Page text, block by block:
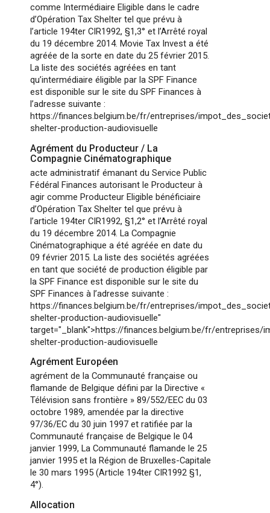
comme Intermédiaire Eligible dans le cadre
d’Opération Tax Shelter tel que prévu à
l’article 194ter CIR1992, §1,3° et l’Arrêté royal
du 19 décembre 2014. Movie Tax Invest a été
agréée de la sorte en date du 25 février 2015.
La liste des sociétés agréées en tant
qu’intermédiaire éligible par la SPF Finance
est disponible sur le site du SPF Finances à
l’adresse suivante :
https://finances.belgium.be/fr/entreprises/
shelter-production-audiovisuelle
Agrément du Producteur / La
Compagnie Cinématographique
acte administratif émanant du Service Public
Fédéral Finances autorisant le Producteur à
agir comme Producteur Eligible bénéficiaire
d’Opération Tax Shelter tel que prévu à
l’article 194ter CIR1992, §1,2° et l’Arrêté royal
du 19 décembre 2014. La Compagnie
Cinématographique a été agréée en date du
09 février 2015. La liste des sociétés agréées
en tant que société de production éligible par
la SPF Finance est disponible sur le site du
SPF Finances à l’adresse suivante :
https://finances.belgium.be/fr/entreprises/
shelter-production-audiovisuelle"
target="_blank">https://finances.belgium.be/fr/
shelter-production-audiovisuelle
Agrément Européen
agrément de la Communauté française ou
flamande de Belgique défini par la Directive «
Télévision sans frontière » 89/552/EEC du 03
octobre 1989, amendée par la directive
97/36/EC du 30 juin 1997 et ratifiée par la
Communauté française de Belgique le 04
janvier 1999, La Communauté flamande le 25
janvier 1995 et la Région de Bruxelles-Capitale
le 30 mars 1995 (Article 194ter CIR1992 §1,
4°).
Allocation